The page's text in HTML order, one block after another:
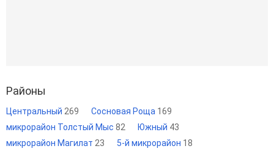
Районы
Центральный 269 Сосновая Роща 169
микрорайон Толстый Мыс 82 Южный 43
микрорайон Магилат 23 5-й микрорайон 18